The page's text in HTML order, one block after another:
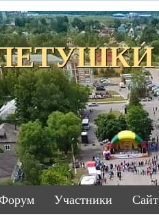
ПЕТУШКИ
Участники Сайт